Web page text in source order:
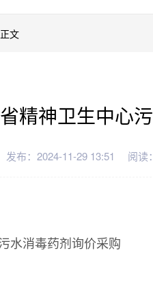
文
精神卫生中心
发布：2024-11-29 13:51 阅读
水消毒药剂询价采购